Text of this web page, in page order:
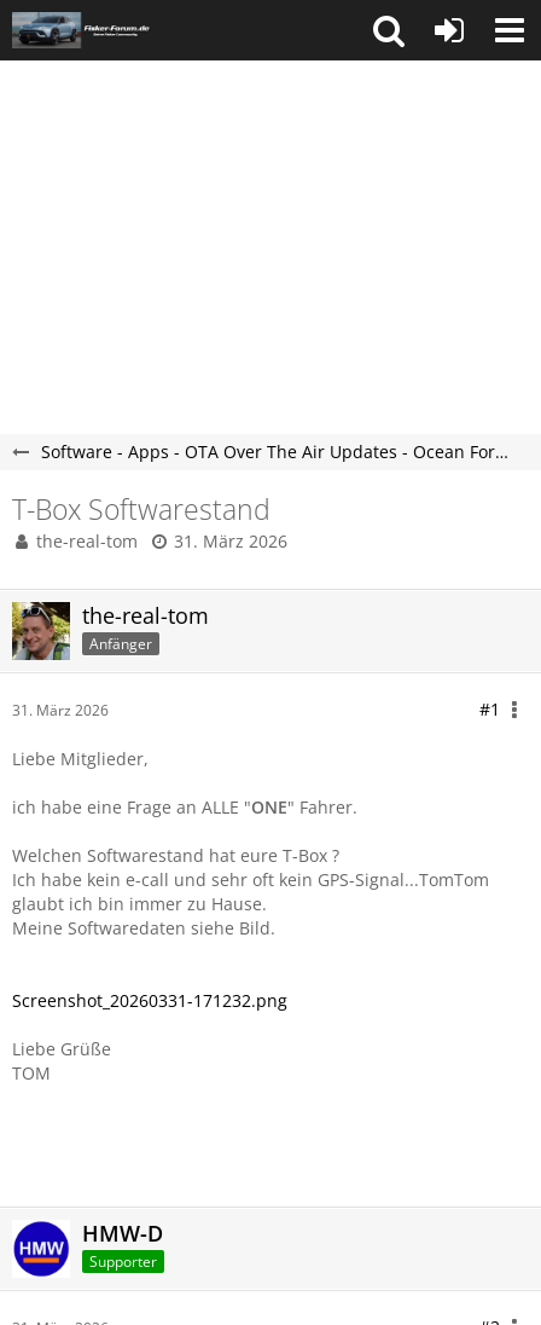
Software - Apps - OTA Over The Air Updates - Ocean Forum
T-Box Softwarestand
the-real-tom 31. März 2026
the-real-tom
Anfänger
31. März 2026 #1
Liebe Mitglieder,
ich habe eine Frage an ALLE "ONE" Fahrer.
Welchen Softwarestand hat eure T-Box ?
Ich habe kein e-call und sehr oft kein GPS-Signal...TomTom
glaubt ich bin immer zu Hause.
Meine Softwaredaten siehe Bild.
Screenshot_20260331-171232.png
Liebe Grüße
TOM
HMW-D
Supporter